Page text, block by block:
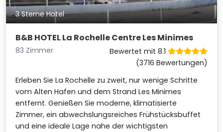
3 Sterne Hotel
B&B HOTEL La Rochelle Centre Les Minimes
83 Zimmer
Bewertet mit 8.1
(3716 Bewertungen)
Erleben Sie La Rochelle zu zweit, nur wenige Schritte
vom Alten Hafen und dem Strand Les Minimes
entfernt. Genießen Sie moderne, klimatisierte
Zimmer, ein abwechslungsreiches Frühstücksbuffet
und eine ideale Lage nahe der wichtigsten